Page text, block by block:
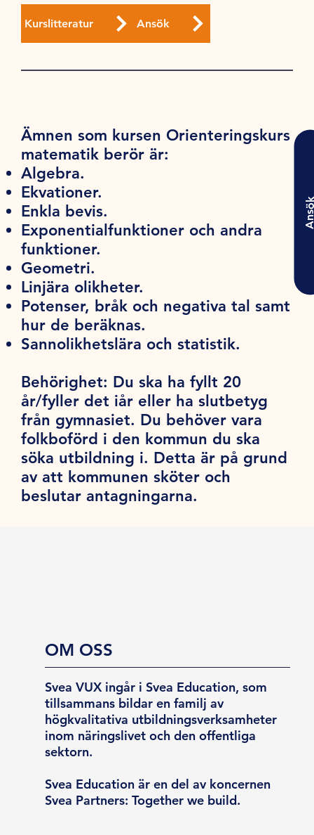
Kurslitteratur Ansök
Ämnen som kursen Orienteringskurs
matematik berör är:
Algebra.
Ekvationer.
Enkla bevis.
Exponentialfunktioner och andra
funktioner.
Geometri.
Linjära olikheter.
Potenser, bråk och negativa tal samt
hur de beräknas.
Sannolikhetslära och statistik.
Behörighet: Du ska ha fyllt 20
år/fyller det iår eller ha slutbetyg
från gymnasiet. Du behöver vara
folkboförd i den kommun du ska
söka utbildning i. Detta är på grund
av att kommunen sköter och
beslutar antagningarna.
OM OSS
Svea VUX ingår i Svea Education, som
tillsammans bildar en familj av
högkvalitativa utbildningsverksamheter
inom näringslivet och den offentliga
sektorn.
Svea Education är en del av koncernen
Svea Partners: Together we build.